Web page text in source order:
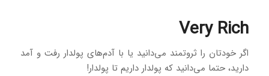
Very Rich
اگر خودتان را ثروتمند می‌دانید یا با آدم‌های پولدار رفت و آمد
دارید، حتما می‌دانید که پولدار داریم تا پولدار!